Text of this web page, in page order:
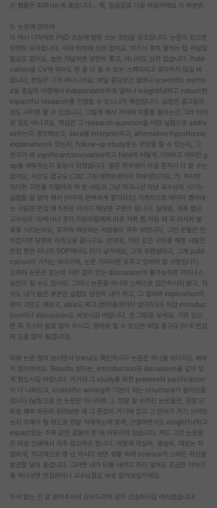
진 랩들은 피하시는게 좋습니다... 뭐, 알음알음 다들 아실거에요 이 부분은.
5. 논문에 관하여
이 역시 다이렉트 PhD 초점에 맞춰 쓰는 것임을 강조합니다. 논문이 있으면
당연히 유리합니다, 저자 위치에 상관 없이요. 여기서 흔히 말하는 탑 저널일
필요도 없어요, 높은 저널이면 당연히 좋고, 아니어도 상관 없습니다. Publi
cation을 CV에 뭐라도 한 줄 더 쓸 수 있는 스펙이라고 생각하지 않길 바
랍니다, 본질은 그게 아니니까요. 제일 중요한건 얼마나 scientific metho
d을 충실히 이행해서 independent하게 얼마나 insightful하고 robust한
impactful research를 진행할 수 있느냐가 핵심입니다. 실험은 중고등학
생도 시키면 할 수 있습니다, 그렇게 해서 저자에 이름을 올리는건 그리 어려
운 일도 아니구요. 핵심은 그 research question을 어떤 실험으로 addre
ss하는지 생각해보고, data를 interpret하고, alternative hypothesis/
explanation이 있는지, follow-up study로는 무엇을 할 수 있는지, 그
연구가 왜 significant/innovative하고 field에 어떻게 기여하고 어떠한 g
ap을 채워주는지 등등이 되겠습니다. 물론 학부생이 이걸 혼자서 다 할 수는
없어요, 시간도 없구요 (그럼 그게 대학원생이지 학부생인가요..?). 하지만
이러한 고민을 치열하게 해 본 사람과 그냥 테크니션 마냥 교수님이 시키는
실험들 칼 같이 해서 (아무리 완벽하게 할지라도) 기계적으로 데이터 뽑아내
는 사람은 면접 때 5분만 이야기 해보면 구분이 됩니다. 실제로, 저희 랩은
교수님이 석/박사나 포닥 지원자들에게 따로 저희 랩 미팅 때 꼭 리서치 발
표를 시키는데요, 후자에 해당되는 사람들이 자주 보입니다, 그런 분들은 안
타깝지만 당연히 리젝으로 끝나구요. 반대로, 저런 깊은 고민을 해본 사람은
면접 뿐만 아니라 SOP에서도 티가 날거에요, 그게 포텐셜이고, 그게 publi
cation이 가지는 의미이며, 논문 저자라면 갖추고 있어야 할 사항입니다.
오히려 논문은 있는데 저런 깊이 있는 discussion이 불가능하면 마이너스
요인이 될 수도 있어요. 그러니 논문을 하나의 스펙으로 접근하시지 말고, 적
어도 내가 맡은 부분은 실험도 당연히 내가 하고, 그 결과의 implication이
뭔지 고민도 해보고, idea도 짜고 (받아들여지지 않더라도!) 직접 introduc
tion이나 discussion도 써보시길 바랍니다, 큰 그림을 보세요. 기회 있으
면 꼭 포스터 발표 많이 하시고, 영어로 할 수 있으면 제일 좋구요 (이게 면접
때 도움 많이 될겁니다).
리뷰 논문 많이 보시면서 trend도 확인하시구 논문은 하나를 보더라도 세세
히 읽어보세요. Results 보다는, introduction과 discussion을 깊이 있
게 읽으시길 바랍니다. 거기에 그 study를 위한 premise와 justification
이 다 나와있고, scientific writing의 기본이 되는 structure가 들어있을
겁니다 (날림으로 쓴 논문만 아니라면…). 정말 잘 쓰여진 논문들은, 문장 단
위로 해부 하듯이 읽어보면 왜 그 문장이 거기에 있고 그 단어가 거기 쓰여있
는지 이해가 될 정도로 정말 적재적소에 맞게, 간결하면서도 insightful하고
impact있는 주옥 같은 글들이 한 데 어우러져 있습니다. 저도 그런 논문들
은 따로 인쇄해서 자주 참고하곤 합니다. 저렇게 착실히, 충실히, 때로는 치
열하게, 적극적으로 몇 년 하시다 보면 생활 속에 science가 스며든 자신을
발견할 날이 올겁니다. 그러면 내가 티를 내려고 하지 않아도 조금만 이야기
를 하다보면 면접관이나 교수님들도 바로 알아보실거에요.
두서 없는 긴 글 읽어주셔서 감사드리며 모두 건승하시길 바라겠습니다!